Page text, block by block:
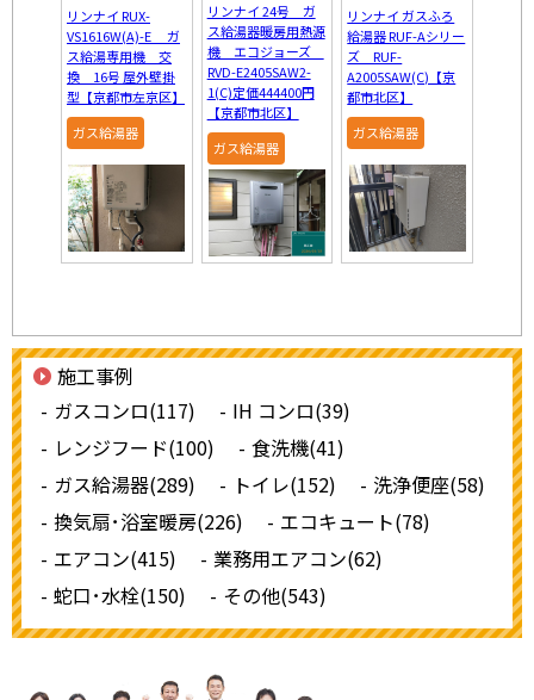
リンナイ RUX-
VS1616W(A)-E ガ
ス給湯専用機 交
換 16号 屋外壁掛
型【京都市左京区】
ガス給湯器
リンナイ 24号 ガ
ス給湯器暖房用熱源
機 エコジョーズ
RVD-E2405SAW2-
1(C)定価444400円
【京都市北区】
ガス給湯器
リンナイ ガスふろ
給湯器 RUF-Aシリー
ズ RUF-
A2005SAW(C)【京
都市北区】
ガス給湯器
施工事例
ガスコンロ(117)
IH コンロ(39)
レンジフード(100)
食洗機(41)
ガス給湯器(289)
トイレ(152)
洗浄便座(58)
換気扇･浴室暖房(226)
エコキュート(78)
エアコン(415)
業務用エアコン(62)
蛇口･水栓(150)
その他(543)